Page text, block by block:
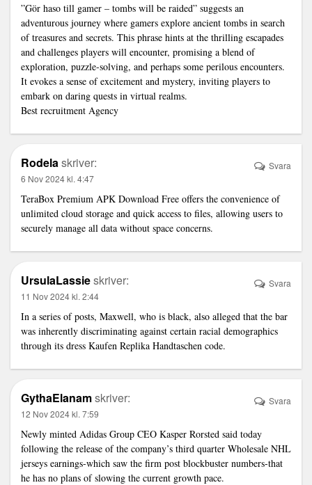
”Gör haso till gamer – tombs will be raided” suggests an
adventurous journey where gamers explore ancient tombs in search
of treasures and secrets. This phrase hints at the thrilling escapades
and challenges players will encounter, promising a blend of
exploration, puzzle-solving, and perhaps some perilous encounters.
It evokes a sense of excitement and mystery, inviting players to
embark on daring quests in virtual realms.
Best recruitment Agency
Rodelaskriver:
6 Nov 2024 kl. 4:47
TeraBox Premium APK Download Free offers the convenience of
unlimited cloud storage and quick access to files, allowing users to
securely manage all data without space concerns.
Svara
UrsulaLassieskriver:
11 Nov 2024 kl. 2:44
In a series of posts, Maxwell, who is black, also alleged that the bar
was inherently discriminating against certain racial demographics
through its dress Kaufen Replika Handtaschen code.
Svara
GythaElanamskriver:
12 Nov 2024 kl. 7:59
Newly minted Adidas Group CEO Kasper Rorsted said today
following the release of the company’s third quarter Wholesale NHL
jerseys earnings-which saw the firm post blockbuster numbers-that
he has no plans of slowing the current growth pace.
Svara